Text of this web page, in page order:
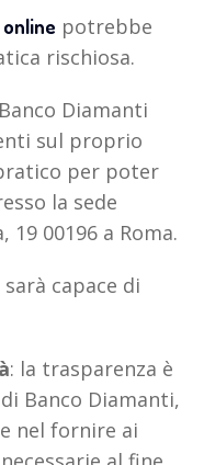
potrebbe
rischiosa.
Diamanti
sul proprio
per poter
la sede
19 00196 a Roma.
capace di
: la trasparenza è
Banco Diamanti,
nel fornire ai